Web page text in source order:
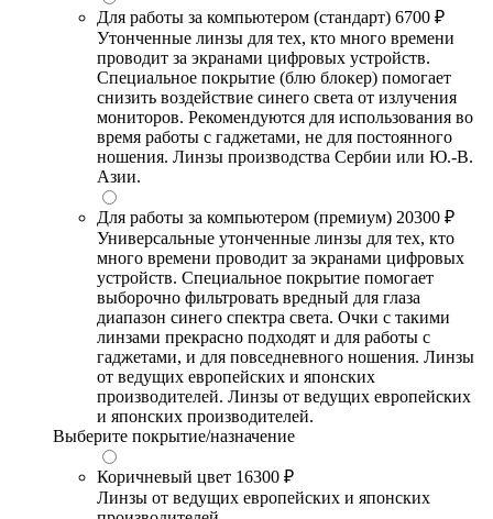
Для работы за компьютером (стандарт) 6700 ₽
Утонченные линзы для тех, кто много времени
проводит за экранами цифровых устройств.
Специальное покрытие (блю блокер) помогает
снизить воздействие синего света от излучения
мониторов. Рекомендуются для использования во
время работы с гаджетами, не для постоянного
ношения. Линзы производства Сербии или Ю.-В.
Азии.
Для работы за компьютером (премиум) 20300 ₽
Универсальные утонченные линзы для тех, кто
много времени проводит за экранами цифровых
устройств. Специальное покрытие помогает
выборочно фильтровать вредный для глаза
диапазон синего спектра света. Очки с такими
линзами прекрасно подходят и для работы с
гаджетами, и для повседневного ношения. Линзы
от ведущих европейских и японских
производителей. Линзы от ведущих европейских
и японских производителей.
Выберите покрытие/назначение
Коричневый цвет 16300 ₽
Линзы от ведущих европейских и японских